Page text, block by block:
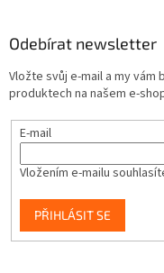
Odebírat newsletter
Vložte svůj e-mail a my
produktech na našem e-
E-mail
Vložením e-mailu
PŘIHLÁSIT SE